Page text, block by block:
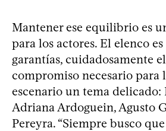
Mantener ese equilibrio es
para los actores. El elenco
garantías, cuidadosamente
compromiso necesario para
escenario un tema delicado:
Adriana Ardoguein, Agusto
Pereyra. “Siempre busco